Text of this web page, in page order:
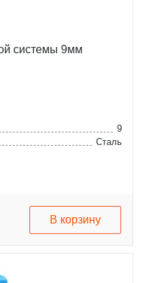
системы 9мм
9
Сталь
В корзину